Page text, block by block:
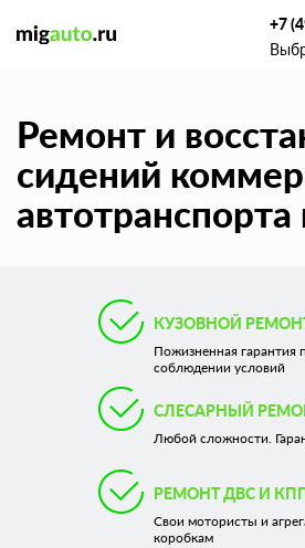
+7
Ремонт и
сидений
КУЗОВНОЙ
Пожизненная гарантия
соблюдении условий
СЛЕСАРНЫЙ
Любой сложности.
РЕМОНТ ДВС И
Свои мотористы и
коробкам